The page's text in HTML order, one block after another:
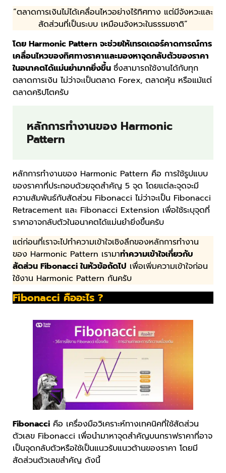
“ตลาดการเงินไม่ได้เคลื่อนไหวอย่างไร้ทิศทาง แต่มีจังหวะและ
สัดส่วนที่เป็นระบบ เหมือนจังหวะในธรรมชาติ”
โดย Harmonic Pattern จะช่วยให้เทรดเดอร์คาดการณ์การ
เคลื่อนไหวของทิศทางราคาและมองหาจุดกลับตัวของราคา
ในอนาคตได้แม่นยำมากยิ่งขึ้นซึ่งสามารถใช้งานได้กับทุก
ตลาดการเงิน ไม่ว่าจะเป็นตลาด Forex, ตลาดหุ้น หรือแม้แต่
ตลาดคริปโตครับ
หลักการทำงานของ Harmonic
Pattern
หลักการทำงานของ Harmonic Pattern คือ การใช้รูปแบบ
ของราคาที่ประกอบด้วยจุดสำคัญ 5 จุด โดยแต่ละจุดจะมี
ความสัมพันธ์กับสัดส่วน Fibonacci ไม่ว่าจะเป็น Fibonacci
Retracement และ Fibonacci Extension เพื่อใช้ระบุจุดที่
ราคาอาจกลับตัวในอนาคตได้แม่นยำยิ่งขึ้นครับ
แต่ก่อนที่เราจะไปทำความเข้าใจเชิงลึกของหลักการทำงาน
ของ Harmonic Pattern เรามาทำความเข้าใจเกี่ยวกับ
สัดส่วน Fibonacci ในหัวข้อถัดไป เพื่อเพิ่มความเข้าใจก่อน
ใช้งาน Harmonic Pattern กันครับ
Fibonacci คืออะไร ?
Fibonacci คือ เครื่องมือวิเคราะห์ทางเทคนิคที่ใช้สัดส่วน
ตัวเลข Fibonacci เพื่อนำมาหาจุดสำคัญบนกราฟราคาที่อาจ
เป็นจุดกลับตัวหรือใช้เป็นแนวรับแนวต้านของราคา โดยมี
สัดส่วนตัวเลขสำคัญ ดังนี้